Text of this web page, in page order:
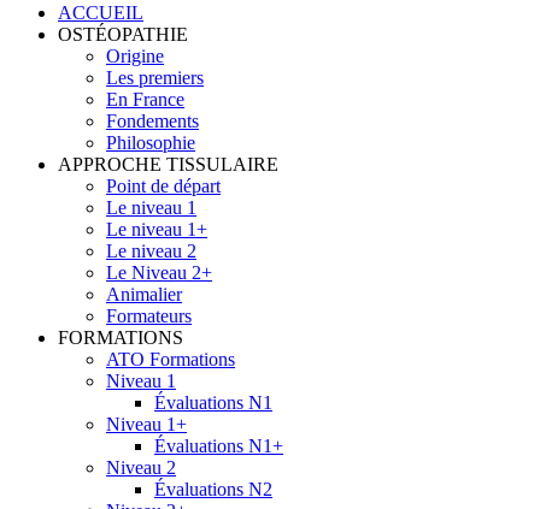
ACCUEIL
OSTÉOPATHIE
Origine
Les premiers
En France
Fondements
Philosophie
APPROCHE TISSULAIRE
Point de départ
Le niveau 1
Le niveau 1+
Le niveau 2
Le Niveau 2+
Animalier
Formateurs
FORMATIONS
ATO Formations
Niveau 1
Évaluations N1
Niveau 1+
Évaluations N1+
Niveau 2
Évaluations N2